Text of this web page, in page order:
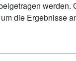
werden.
die Ergebnisse